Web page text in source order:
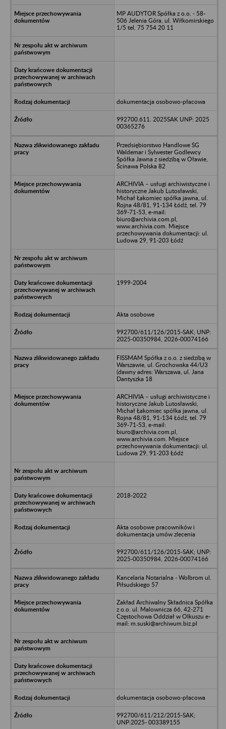
MP AUDYTOR Spółka z o.o. - 58-
506 Jelenia Góra, ul. Wiłkomirskiego
1/5 tel. 75 754 20 11
dokumentacja osobowo-płacowa
992700.611. 2025SAK UNP: 2025
00365276
Przedsiębiorstwo Handlowe SG
Waldemar i Sylwester Godlewcy
Spółka Jawna z siedzibą w Oławie,
Ścinawa Polska 82
ARCHIVIA – usługi archiwistyczne i
historyczne Jakub Lutosławski,
Michał Łakomiec spółka jawna, ul.
Rojna 48/81, 91-134 Łódź, tel. 79
369-71-53, e-mail:
biuro@archivia.com.pl,
www.archivia.com. Miejsce
przechowywania dokumentacji: ul.
Ludowa 29, 91-203 Łódź
1999-2004
Akta osobowe
992700/611/126/2015-SAK; UNP:
2025-00350984, 2026-00074166
FISSMAM Spółka z o.o. z siedzibą w
Warszawie, ul. Grochowska 44/U3
(dawny adres: Warszawa, ul. Jana
Dantyszka 18
ARCHIVIA – usługi archiwistyczne i
historyczne Jakub Lutosławski,
Michał Łakomiec spółka jawna, ul.
Rojna 48/81, 91-134 Łódź, tel. 79
369-71-53, e-mail:
biuro@archivia.com.pl,
www.archivia.com. Miejsce
przechowywania dokumentacji: ul.
Ludowa 29, 91-203 Łódź
2018-2022
Akta osobowe pracowników i
dokumentacja umów zlecenia
992700/611/126/2015-SAK; UNP:
2025-00350984, 2026-00074166
Kancelaria Notarialna - Wolbrom ul.
Piłsudskiego 57
Zakład Archiwalny Składnica Spółka
z o.o. ul. Malownicza 66, 42-271
Częstochowa Oddział w Olkuszu e-
mail: m.suski@archiwum.biz.pl
dokumentacja osobowo-płacowa
992700/611/212/2015-SAK;
UNP:2025- 003389155